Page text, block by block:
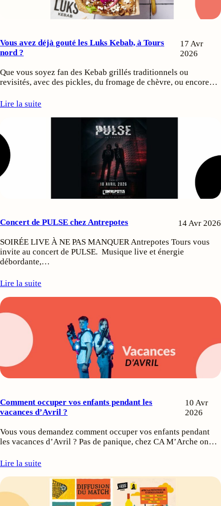
Vous avez déjà gouté les Luks Kebab, à Tours
nord ?
17 Avr
2026
Que vous soyez fan des Kebab grillés traditionnels ou
revisités, avec des pickles, du fromage de chèvre, ou encore…
Lire la suite
Concert de PULSE chez Antrepotes 14 Avr 2026
SOIRÉE LIVE À NE PAS MANQUER Antrepotes Tours vous
invite au concert de PULSE. Musique live et énergie
débordante,…
Lire la suite
Comment occuper vos enfants pendant les
vacances d’Avril ?
10 Avr
2026
Vous vous demandez comment occuper vos enfants pendant
les vacances d’Avril ? Pas de panique, chez CA M’Arche on…
Lire la suite